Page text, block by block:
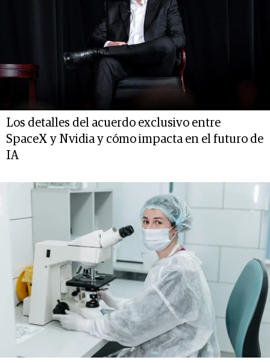
Los detalles del acuerdo exclusivo entre
SpaceX y Nvidia y cómo impacta en el futuro de
IA